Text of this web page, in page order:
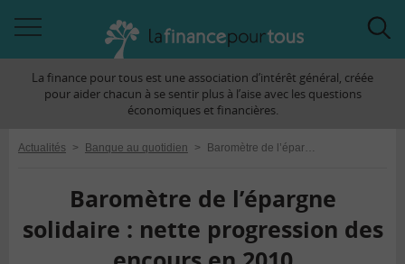
àLa finance pour tous est une association d’intérêt général, créée
pour aider chacun à se sentir plus à l’aise avec les questions
économiques et financières.
Actualités > Banque au quotidien > Baromètre de l’épargne solidaire : nette progression des encours en 2010
Baromètre de l’épargne
solidaire : nette progression des